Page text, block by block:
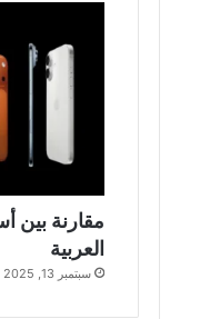
العربية
سبتمبر 13, 2025